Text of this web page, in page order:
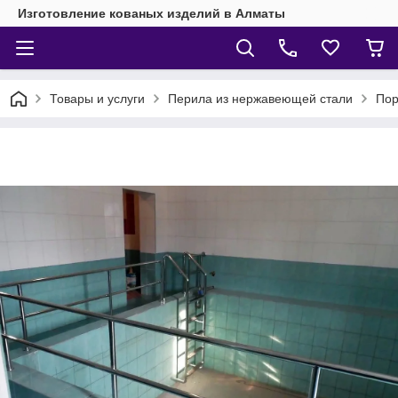
Изготовление кованых изделий в Алматы
Товары и услуги Перила из нержавеющей стали